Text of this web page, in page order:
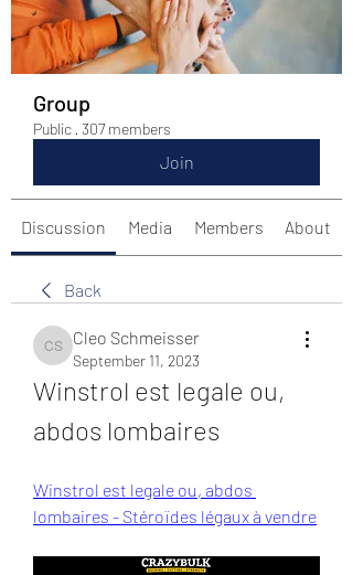
Group
Public · 307 members
Join
Discussion Media Members About
Back
Cleo Schmeisser
Cleo Schmeisser
September 11, 2023
Winstrol est legale ou,
abdos lombaires
Winstrol est legale ou, abdos
lombaires - Stéroïdes légaux à vendre